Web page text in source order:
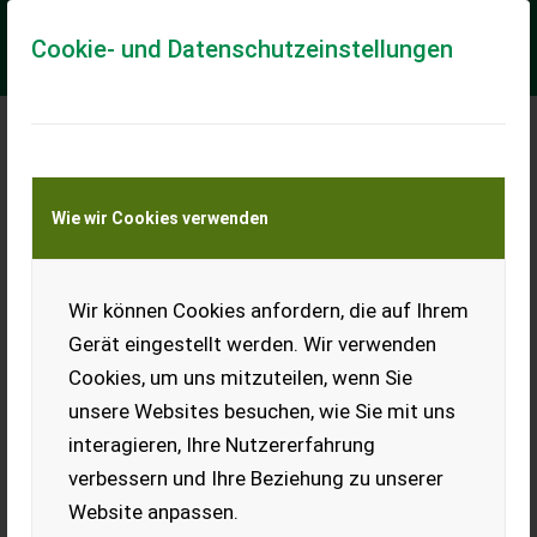
Cookie- und Datenschutzeinstellungen
Wie wir Cookies verwenden
Wir können Cookies anfordern, die auf Ihrem
Gerät eingestellt werden. Wir verwenden
Cookies, um uns mitzuteilen, wenn Sie
unsere Websites besuchen, wie Sie mit uns
interagieren, Ihre Nutzererfahrung
verbessern und Ihre Beziehung zu unserer
Website anpassen.
Meine Transportkostenanfrage
Transport von Land- und Baumaschinen –
KEINE Tiertransporte
Massey Ferguson 365
Ersatzteile von diesem Traktor
EUR 0